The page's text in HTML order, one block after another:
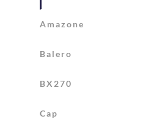
Amazone
Balero
BX270
Cap